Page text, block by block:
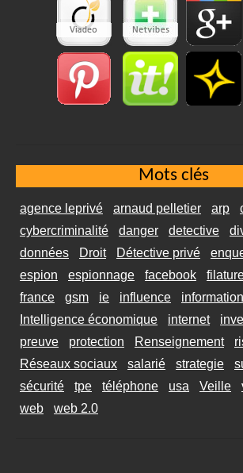
Mots clés
agence leprivé arnaud pelletier arp
cybercriminalité
danger detective
données
Droit Détective privé
espion
espionnage facebook
france
gsm ie influence information
Intelligence économique
internet
preuve
protection Renseignement
Réseaux sociaux
salarié strategie
sécurité
tpe téléphone usa Veille
web
web 2.0